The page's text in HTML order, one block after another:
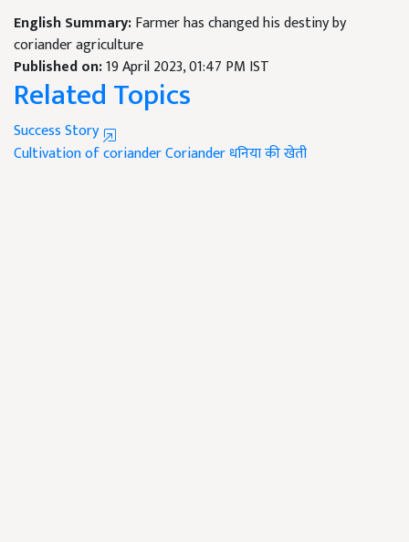
English Summary:Farmer has changed his destiny by
coriander agriculture
Published on:19 April 2023, 01:47 PM IST
Related Topics
Success Story
Cultivation of corianderCorianderधनिया की खेती